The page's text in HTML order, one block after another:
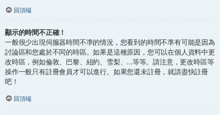
回頂端
顯示的時間不正確！
一般很少出現伺服器時間不準的情況，您看到的時間不準有可能是因為
討論區和您處於不同的時區。如果是這種原因，您可以在個人資料中更
改時區，例如倫敦、巴黎、紐約、雪梨、...等等。請注意，更改時區等
操作一般只有註冊會員才可以進行。如果您還未註冊，就請盡快註冊
吧！
回頂端